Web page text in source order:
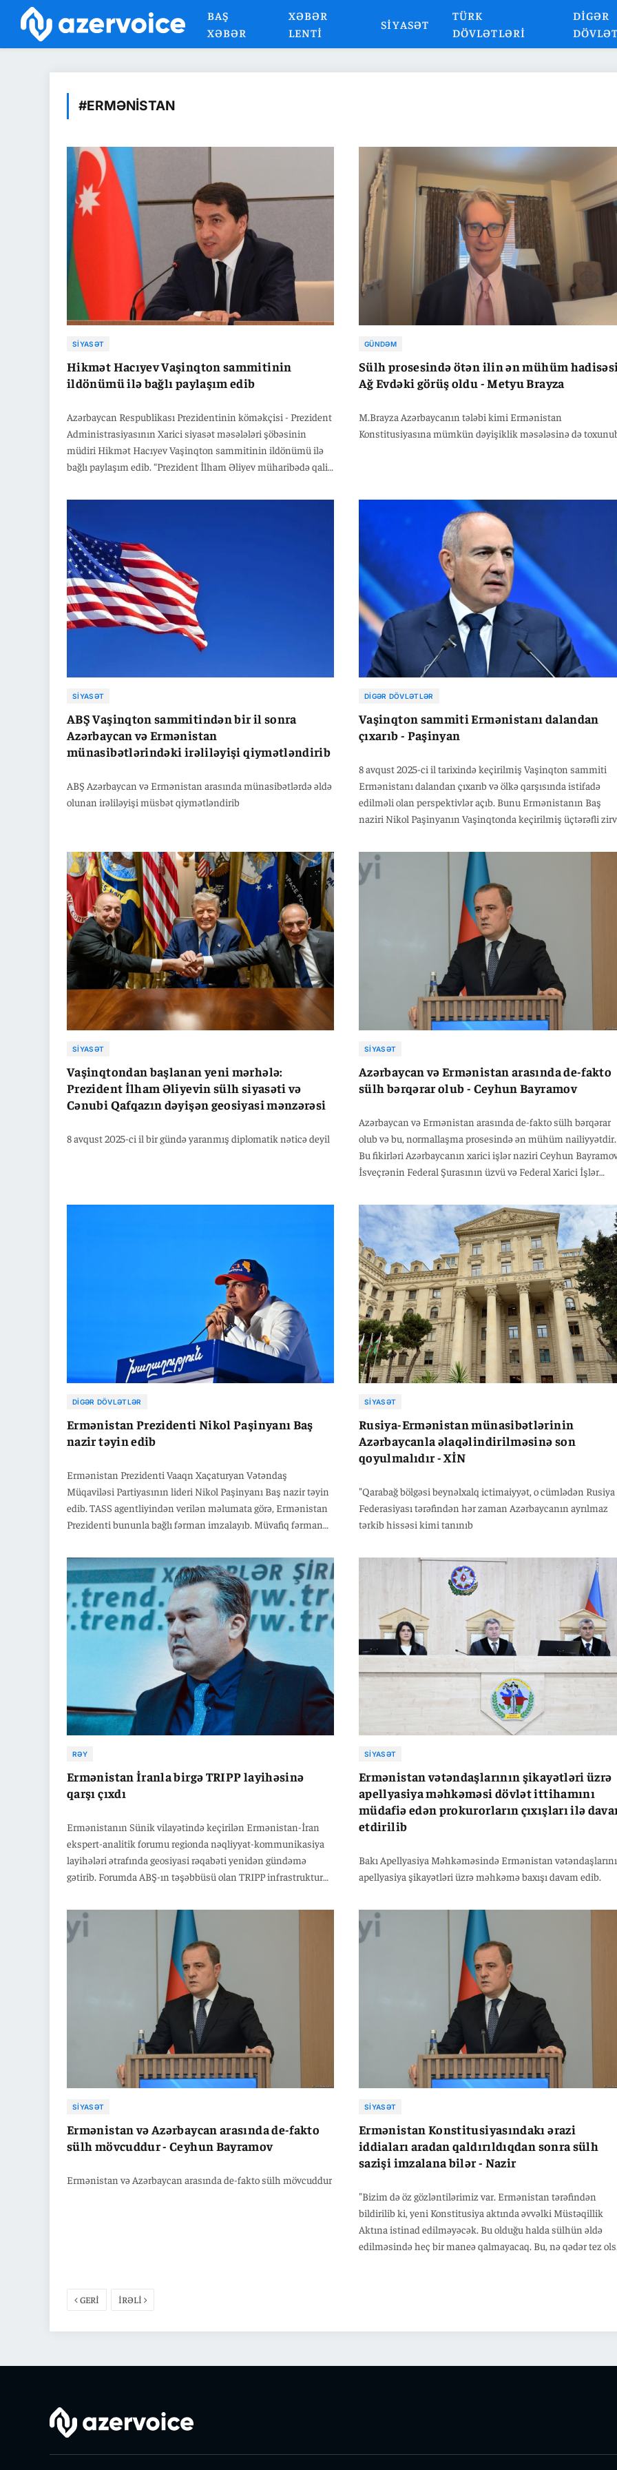
BAŞ
XƏBƏR
XƏBƏR
LENTI
SIYASƏT
TÜRK
DÖVLƏTLƏRI
DIGƏR
#ERMƏNISTAN
SIYASƏT
Hikmət Hacıyev Vaşinqton sammitinin
ildönümü ilə bağlı paylaşım edib
Azərbaycan Respublikası Prezidentinin köməkçisi - Prezident
Administrasiyasının Xarici siyasət məsələləri şöbəsinin
müdiri Hikmət Hacıyev Vaşinqton sammitinin ildönümü ilə
bağlı paylaşım edib. “Prezident İlham Əliyev müharibədə qalib
il ötür”, - deyə Hikmət Hacıyev "X" sosial şəbəkə hesabında
GÜNDƏM
Sülh prosesində ötən ilin ən mühüm
Ağ Evdəki görüş oldu - Metyu Brayza
M.Brayza Azərbaycanın tələbi kimi Ermənistan
Konstitusiyasına mümkün dəyişiklik məsələsinə də
SIYASƏT
ABŞ Vaşinqton sammitindən bir il sonra
Azərbaycan və Ermənistan
münasibətlərindəki irəliləyişi qiymətləndirib
ABŞ Azərbaycan və Ermənistan arasında münasibətlərdə əldə
olunan irəliləyişi müsbət qiymətləndirib
DIGƏR DÖVLƏTLƏR
Vaşinqton sammiti Ermənistanı dalandan
çıxarıb - Paşinyan
8 avqust 2025-ci il tarixində keçirilmiş Vaşinqton sammiti
Ermənistanı dalandan çıxarıb və ölkə qarşısında istifadə
edilməli olan perspektivlər açıb. Bunu Ermənistanın Baş
naziri Nikol Paşinyanın Vaşinqtonda keçirilmiş üçtərəfli
müraciətdə bildirib.
SIYASƏT
Vaşinqtondan başlanan yeni mərhələ:
Prezident İlham Əliyevin sülh siyasəti və
Cənubi Qafqazın dəyişən geosiyasi mənzərəsi
8 avqust 2025-ci il bir gündə yaranmış diplomatik nəticə deyil
SIYASƏT
Azərbaycan və Ermənistan arasında de-fakto
sülh bərqərar olub - Ceyhun Bayramov
Azərbaycan və Ermənistan arasında de-fakto sülh bərqərar
olub və bu, normallaşma prosesində ən mühüm nailiyyətdir.
Bu fikirləri Azərbaycanın xarici işlər naziri Ceyhun
İsveçrənin Federal Şurasının üzvü və Federal Xarici İşlər
İqnasio Kassislə bu gün Bakıda keçirilən birgə brifinqdə
Nazir bildirib ki, Azərbaycan-Ermənistan normallaşma
prosesi çərçivəsində Minsk qrupunun ləğvi ilə yanaşı,
etimadın möhkəmləndirilməsi istiqamətində də mühüm
addımlar atılıb.
DIGƏR DÖVLƏTLƏR
Ermənistan Prezidenti Nikol Paşinyanı Baş
nazir təyin edib
Ermənistan Prezidenti Vaaqn Xaçaturyan Vətəndaş
Müqaviləsi Partiyasının lideri Nikol Paşinyanı Baş nazir təyin
edib. TASS agentliyindən verilən məlumata görə, Ermənistan
Prezidenti bununla bağlı fərman imzalayıb. Müvafiq fərman
SIYASƏT
Rusiya-Ermənistan münasibətlərinin
Azərbaycanla əlaqəlindirilməsinə son
qoyulmalıdır - XİN
"Qarabağ bölgəsi beynəlxalq ictimaiyyət, o cümlədən Rusiya
Federasiyası tərəfindən hər zaman Azərbaycanın ayrılmaz
tərkib hissəsi kimi tanınıb
RƏY
Ermənistan İranla birgə TRIPP layihəsinə
qarşı çıxdı
Ermənistanın Sünik vilayətində keçirilən Ermənistan-İran
ekspert-analitik forumu regionda nəqliyyat-kommunikasiya
layihələri ətrafında geosiyasi rəqabəti yenidən gündəmə
gətirib. Forumda ABŞ-ın təşəbbüsü olan TRIPP infrastruktur
Azərbaycan və ABŞ-ın iştirakı ilə razılaşdırılmış nəqliyyat
kommunikasiyalarının açılmasının ləngidilməsinə yönələn
çağırışlar diqqət çəkib.
SIYASƏT
Ermənistan vətəndaşlarının şikayətləri üzrə
apellyasiya məhkəməsi dövlət ittihamını
müdafiə edən prokurorların çıxışları ilə
etdirilib
Bakı Apellyasiya Məhkəməsində Ermənistan
apellyasiya şikayətləri üzrə məhkəmə baxışı davam edib.
SIYASƏT
Ermənistan və Azərbaycan arasında de-fakto
sülh mövcuddur - Ceyhun Bayramov
Ermənistan və Azərbaycan arasında de-fakto sülh mövcuddur
SIYASƏT
Ermənistan Konstitusiyasındakı ərazi
iddiaları aradan qaldırıldıqdan sonra sülh
sazişi imzalana bilər - Nazir
"Bizim də öz gözləntilərimiz var. Ermənistan tərəfindən
bildirilib ki, yeni Konstitusiya aktında əvvəlki Müstəqillik
Aktına istinad edilməyəcək. Bu olduğu halda sülhün əldə
edilməsində heç bir maneə qalmayacaq. Bu, nə qədər tez
GERİ İRƏLİ